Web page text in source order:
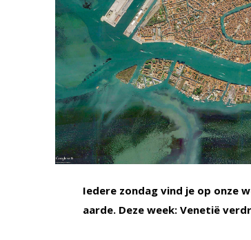
Iedere zondag vind je op onze
aarde. Deze week: Venetië